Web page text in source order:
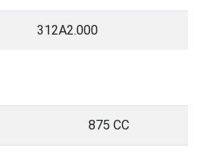
312A2.000
875 CC